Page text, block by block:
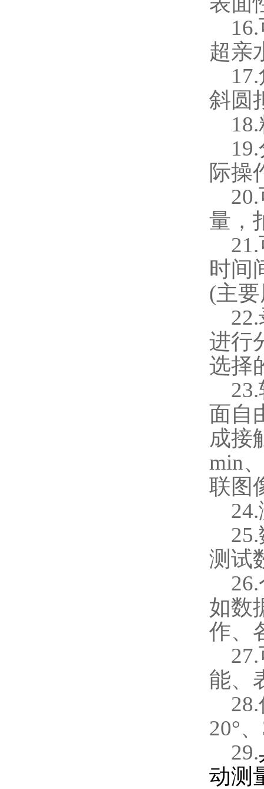
16.
超亲
17.
斜圆
18.
19.
际操
20.
量，
21.
时间
(主
22.
进行
选择
23.
面自
成接
min
联图
24.
25.
测试
26.
如数
作、
27.
能、
28.
20°、
29.
动测